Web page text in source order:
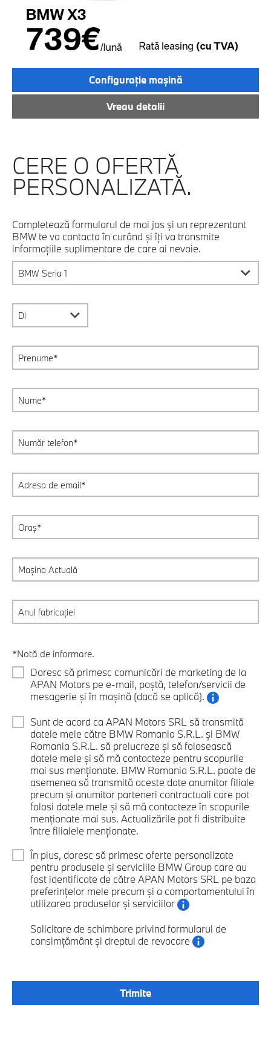
Configuraţie maşină
Vreau detalii
CERE O OFERTĂ
PERSONALIZATĂ.
Completează formularul de mai jos și un reprezentant
BMW te va contacta în curând și îți va transmite
informațiile suplimentare de care ai nevoie.
*Notă de informare.
Doresc să primesc comunicări de marketing de la
APAN Motors pe e-mail, poștă, telefon/servicii de
mesagerie și în mașină (dacă se aplică).
Sunt de acord ca APAN Motors SRL să transmită
datele mele către BMW Romania S.R.L. și BMW
Romania S.R.L. să prelucreze și să folosească
datele mele și să mă contacteze pentru scopurile
mai sus menționate. BMW Romania S.R.L. poate de
asemenea să transmită aceste date anumitor filiale
precum și anumitor parteneri contractuali care pot
folosi datele mele și să mă contacteze în scopurile
menționate mai sus. Actualizările pot fi distribuite
între filialele menționate.
În plus, doresc să primesc oferte personalizate
pentru produsele și serviciile BMW Group care au
fost identificate de către APAN Motors SRL pe baza
preferințelor mele precum și a comportamentului în
utilizarea produselor și serviciilor
Solicitare de schimbare privind formularul de
consimțământ și dreptul de revocare